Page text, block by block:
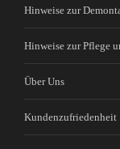
Hinweise zur
Hinweise zur Pflege
Über Uns
Kundenzufriedenheit